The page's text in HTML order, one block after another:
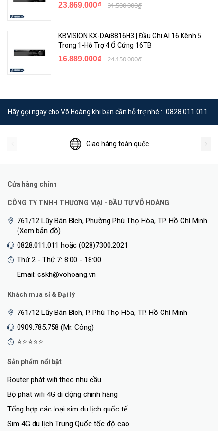
23.869.000₫ 31.500.000₫
KBVISION KX-DAi8816H3 | Đầu Ghi AI 16 Kênh 5
Trong 1-Hỗ Trợ 4 Ổ Cứng 16TB
16.889.000₫ 24.150.000₫
Hãy gọi ngay cho Võ Hoàng khi bạn cần hỗ trợ nhé : 0828.011.011
Giao hàng toàn quốc
Cửa hàng chính
CÔNG TY TNHH THƯƠNG MẠI - ĐẦU TƯ VÕ HOÀNG
761/12 Lũy Bán Bích, Phường Phú Thọ Hòa, TP. Hồ Chí Minh
(Xem bản đồ)
0828.011.011 hoặc (028)7300.2021
Thứ 2 - Thứ 7: 8:00 - 18:00
Email: cskh@vohoang.vn
Khách mua sỉ & Đại lý
761/12 Lũy Bán Bích, P. Phú Thọ Hòa, TP. Hồ Chí Minh
0909.785.758 (Mr. Công)
⭐⭐⭐⭐⭐
Sản phẩm nổi bật
Router phát wifi theo nhu cầu
Bộ phát wifi 4G di động chính hãng
Tổng hợp các loại sim du lịch quốc tế
Sim 4G du lịch Trung Quốc tốc độ cao